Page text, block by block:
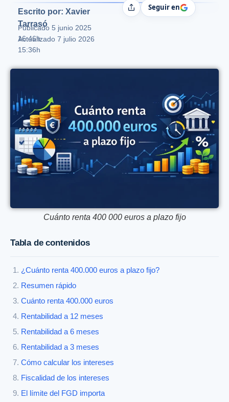
Escrito por: Xavier
Tarrasó
Publicado 5 junio 2025
16:46h
Actualizado 7 julio 2026
15:36h
CompartirSeguir en
Cuánto renta 400 000 euros a plazo fijo
Tabla de contenidos
¿Cuánto renta 400.000 euros a plazo fijo?
Resumen rápido
Cuánto renta 400.000 euros
Rentabilidad a 12 meses
Rentabilidad a 6 meses
Rentabilidad a 3 meses
Cómo calcular los intereses
Fiscalidad de los intereses
El límite del FGD importa